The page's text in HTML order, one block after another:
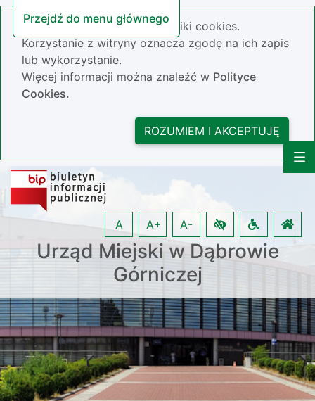
Przejdź do menu głównego
Nasza strona wykorzystuje pliki cookies.
Korzystanie z witryny oznacza zgodę na ich zapis
lub wykorzystanie.
Więcej informacji można znaleźć w Polityce
Cookies.
ROZUMIEM I AKCEPTUJĘ
Urząd Miejski w Dąbrowie
Górniczej
A A+ A-